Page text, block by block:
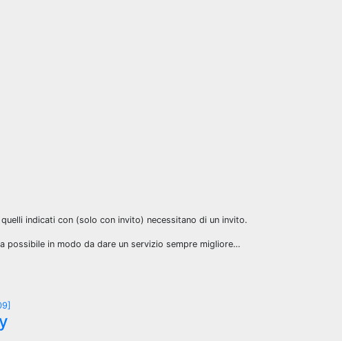
indicati con (solo con invito) necessitano di un invito.
possibile in modo da dare un servizio sempre migliore…